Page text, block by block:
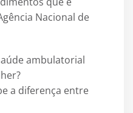
Nacional de
ambulatorial
a diferença entre